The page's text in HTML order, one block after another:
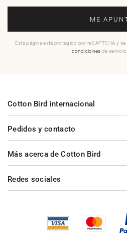
ME
Esta página está protegido por reCAPTCHA y
condiciones de servicio
Pedidos y contacto
Más acerca de Cotton Bird
Cotton Bird internacional
Redes sociales